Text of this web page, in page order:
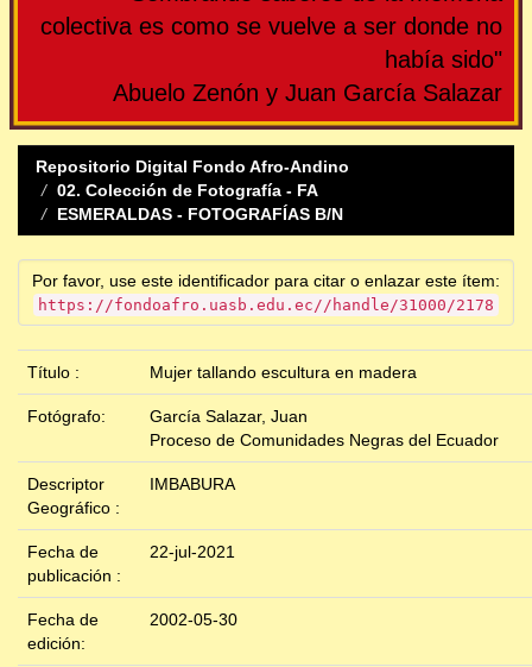
colectiva es como se vuelve a ser donde no
había sido"
Abuelo Zenón y Juan García Salazar
Repositorio Digital Fondo Afro-Andino
02. Colección de Fotografía - FA
ESMERALDAS - FOTOGRAFÍAS B/N
Por favor, use este identificador para citar o enlazar este ítem:
https://fondoafro.uasb.edu.ec//handle/31000/2178
Título : Mujer tallando escultura en madera
Fotógrafo:
García Salazar, Juan
Proceso de Comunidades Negras del Ecuador
Descriptor
Geográfico :
IMBABURA
Fecha de
publicación :
22-jul-2021
Fecha de
edición:
2002-05-30